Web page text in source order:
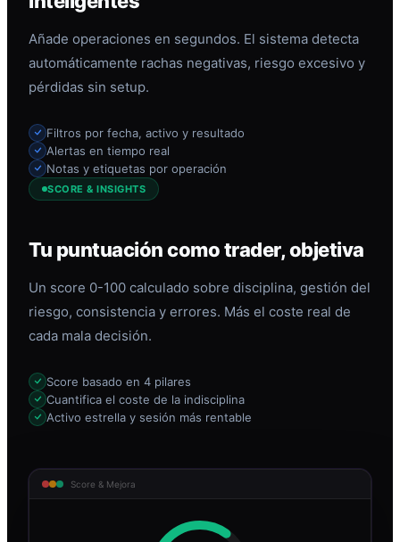
Añade operaciones en segundos. El sistema detecta
automáticamente rachas negativas, riesgo excesivo y
pérdidas sin setup.
Filtros por fecha, activo y resultado
Alertas en tiempo real
Notas y etiquetas por operación
SCORE & INSIGHTS
Tu puntuación como trader, objetiva
Un score 0-100 calculado sobre disciplina, gestión del
riesgo, consistencia y errores. Más el coste real de
cada mala decisión.
Score basado en 4 pilares
Cuantifica el coste de la indisciplina
Activo estrella y sesión más rentable
Score & Mejora